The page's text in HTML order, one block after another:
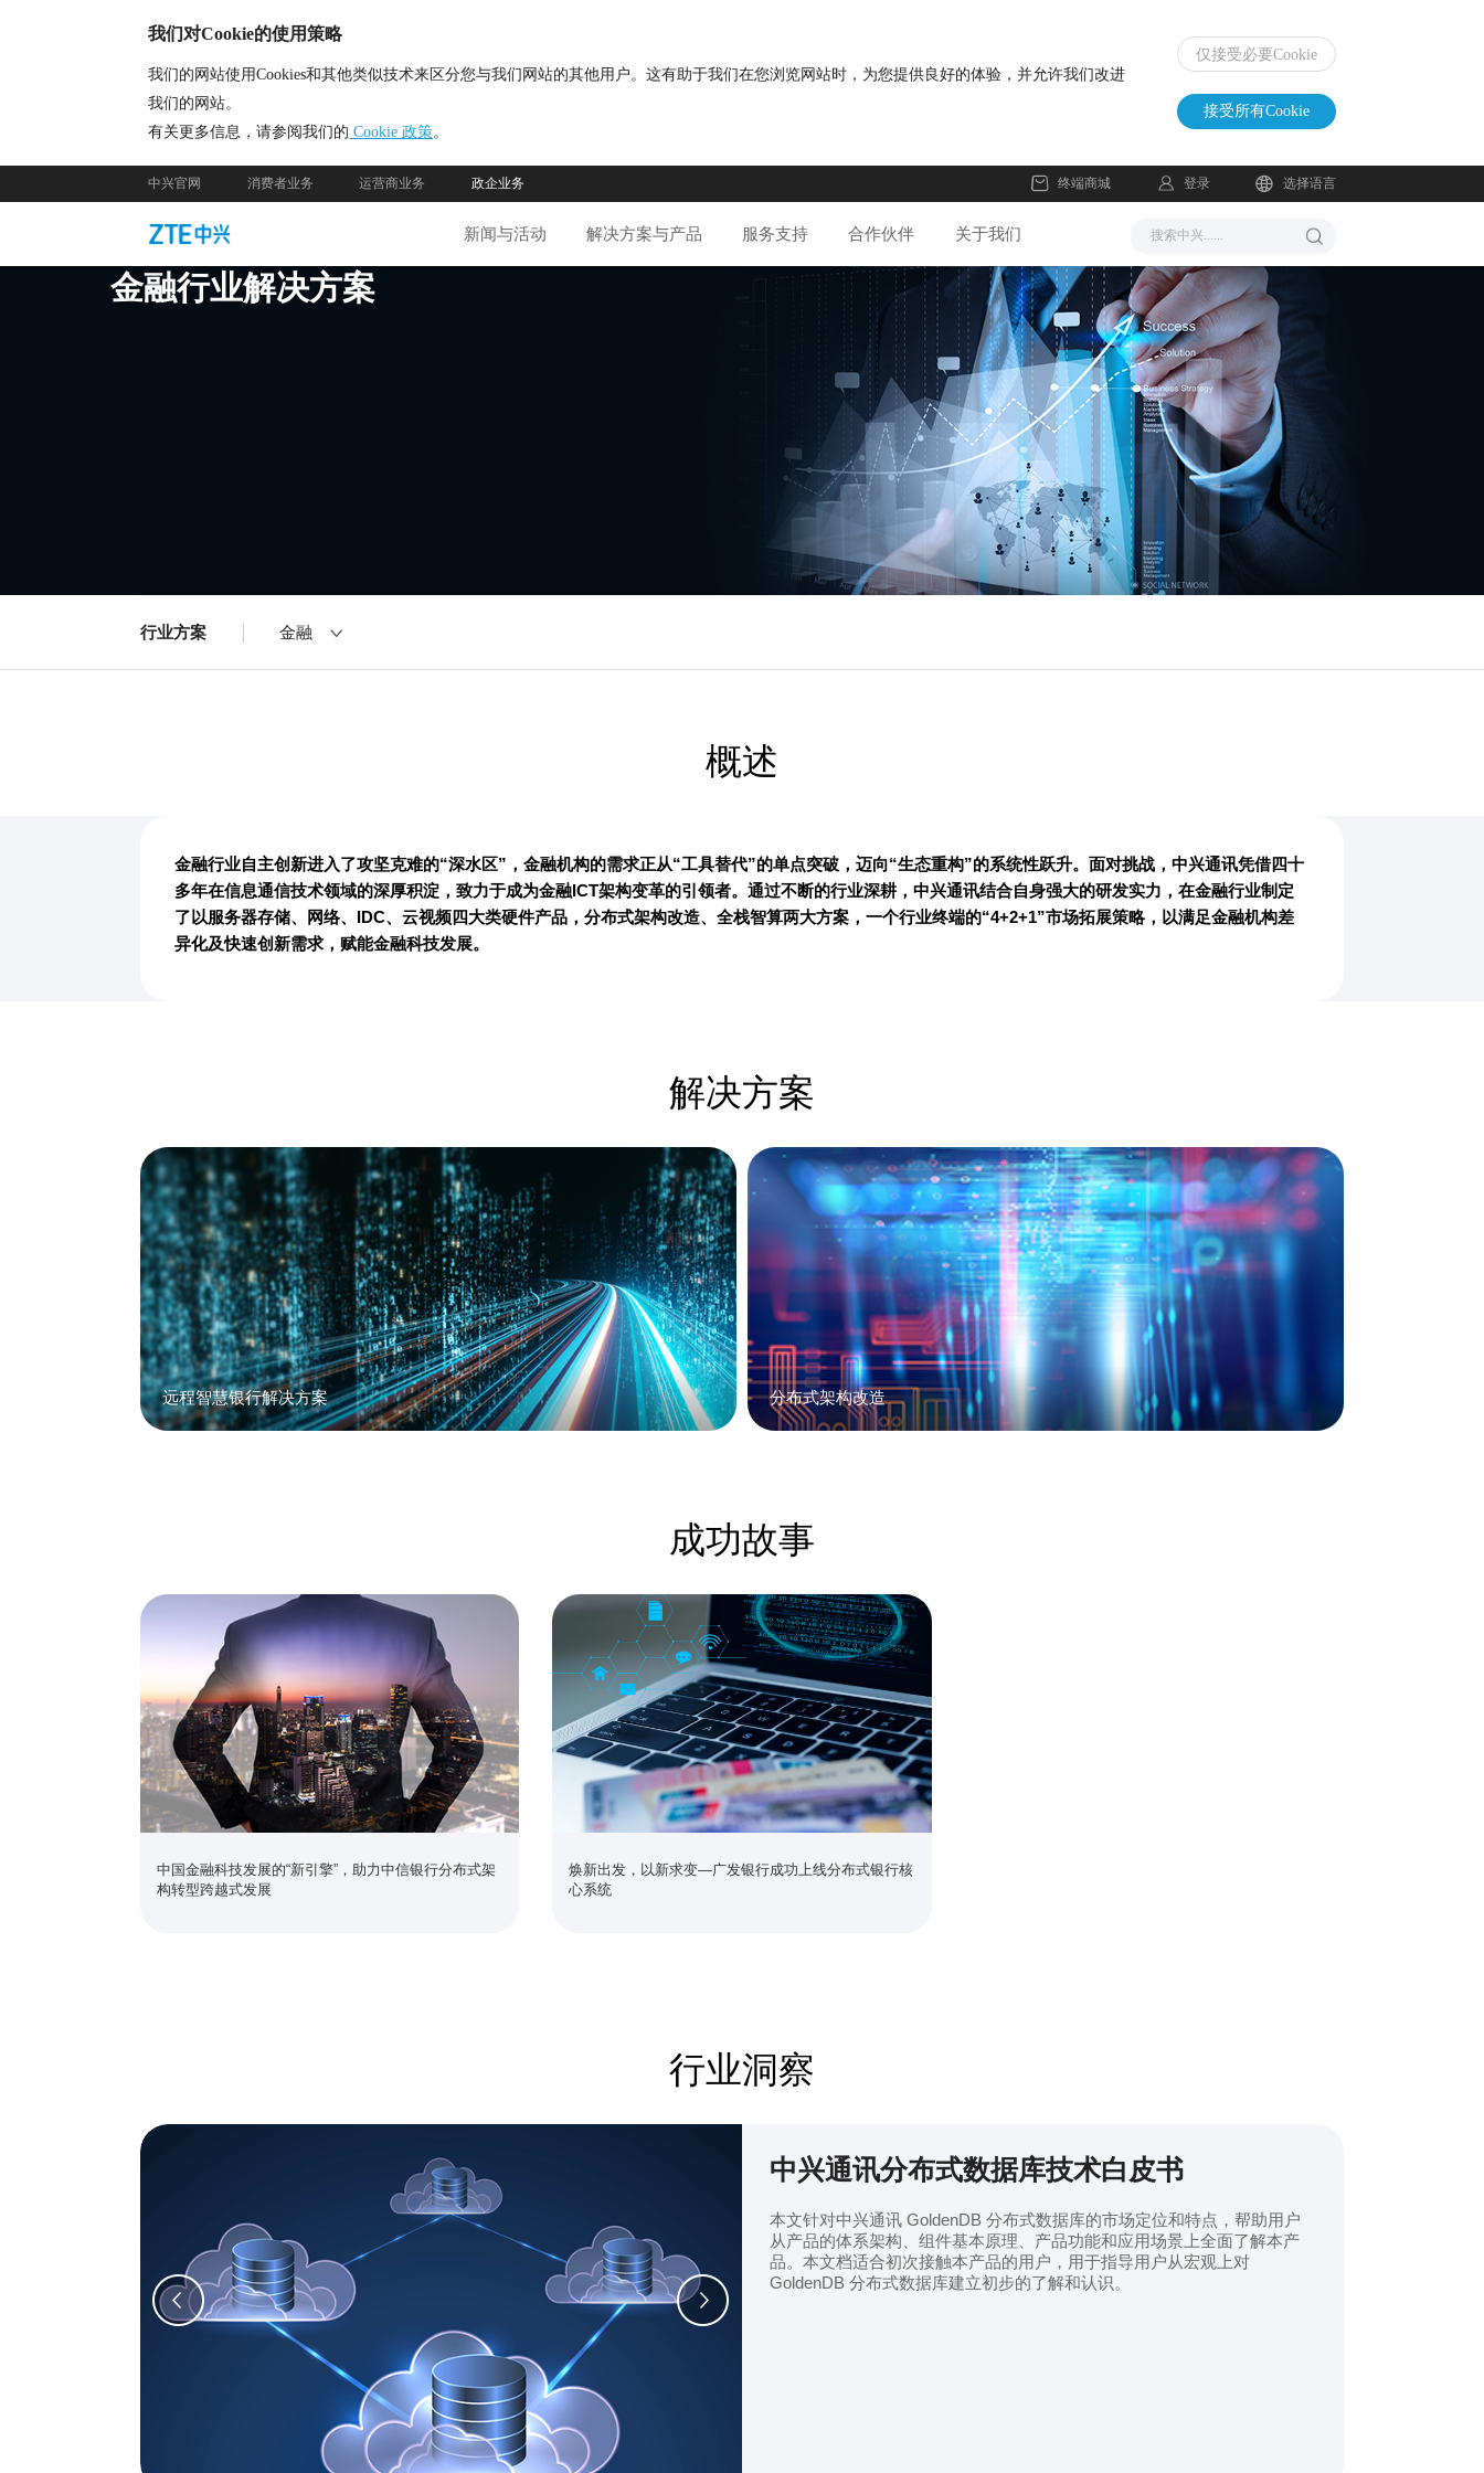
我们对Cookie的使用策略
我们的网站使用Cookies和其他类似技术来区分您与我们网站的其他用户。这有助于我们在您浏览网站时，为您提供良好的体验，并允许我们改进
我们的网站。
有关更多信息，请参阅我们的 Cookie 政策。
仅接受必要Cookie
接受所有Cookie
中兴官网 消费者业务 运营商业务 政企业务 终端商城 登录 选择语言
新闻与活动 解决方案与产品 服务支持 合作伙伴 关于我们
金融行业解决方案
行业方案 金融
概述
金融行业自主创新进入了攻坚克难的“深水区”，金融机构的需求正从“工具替代”的单点突破，迈向“生态重构”的系统性跃升。面对挑战，中兴通讯凭借四十
多年在信息通信技术领域的深厚积淀，致力于成为金融ICT架构变革的引领者。通过不断的行业深耕，中兴通讯结合自身强大的研发实力，在金融行业制定
了以服务器存储、网络、IDC、云视频四大类硬件产品，分布式架构改造、全栈智算两大方案，一个行业终端的“4+2+1”市场拓展策略，以满足金融机构差
异化及快速创新需求，赋能金融科技发展。
解决方案
远程智慧银行解决方案
工智能等技术，打造全渠道、全云化、远程化、智能化的融合视频服务平台，为无接触
分布式架构改造
数据、海量用户、海量交易的金融业务场景，银行的核心业务系统正从传统的集中式结
构逐步向服务化、分布式的IT架构在演进，其核心关键问题就是分布式数据库及其配套
性能、高质量及低成本的数据存储处理方案，已经获得了越来越多金融机构的认可。
成功故事
中国金融科技发展的“新引擎”，助力中信银行分布式架
构转型跨越式发展
焕新出发，以新求变—广发银行成功上线分布式银行核
心系统
行业洞察
中兴通讯分布式数据库技术白皮书
本文针对中兴通讯 GoldenDB 分布式数据库的市场定位和特点，帮助用户
从产品的体系架构、组件基本原理、产品功能和应用场景上全面了解本产
品。本文档适合初次接触本产品的用户，用于指导用户从宏观上对
GoldenDB 分布式数据库建立初步的了解和认识。